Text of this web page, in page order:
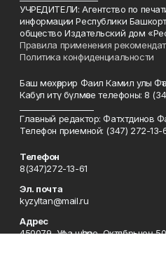
УЧРЕДИТЕЛИ: Агентство по
информации Республики
общество Издательский дом
Правила применения
Политика конфиденциальности
Баш мөхәррир Фаил Камил улы
Кабул итү бүлмәсе телефоны: 8
Главный редактор: Фатхтдинов
Телефон приемной: (347) 272-13-
Телефон
8(347)272-13-61
Эл. почта
kyzyltan@mail.ru
Адрес
450079, Уфа шәһәре, Октябрьнең